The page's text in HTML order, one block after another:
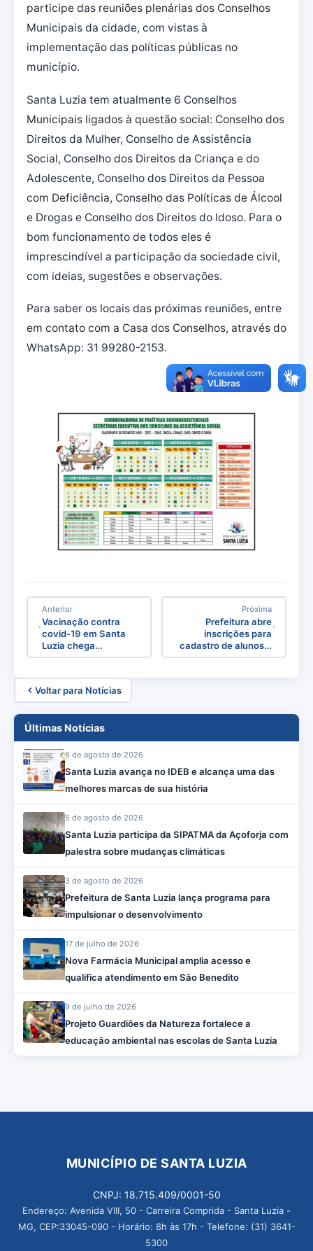
participe das reuniões plenárias dos Conselhos
Municipais da cidade, com vistas à
implementação das políticas públicas no
município.
Santa Luzia tem atualmente 6 Conselhos
Municipais ligados à questão social: Conselho dos
Direitos da Mulher, Conselho de Assistência
Social, Conselho dos Direitos da Criança e do
Adolescente, Conselho dos Direitos da Pessoa
com Deficiência, Conselho das Políticas de Álcool
e Drogas e Conselho dos Direitos do Idoso. Para o
bom funcionamento de todos eles é
imprescindível a participação da sociedade civil,
com ideias, sugestões e observações.
Para saber os locais das próximas reuniões, entre
em contato com a Casa dos Conselhos, através do
WhatsApp: 31 99280-2153.
Anterior
Vacinação contra
covid-19 em Santa
Luzia chega…
Próxima
Prefeitura abre
inscrições para
cadastro de alunos…
Voltar para Notícias
Últimas Notícias
6 de agosto de 2026
Santa Luzia avança no IDEB e alcança uma das
melhores marcas de sua história
5 de agosto de 2026
Santa Luzia participa da SIPATMA da Açoforja com
palestra sobre mudanças climáticas
3 de agosto de 2026
Prefeitura de Santa Luzia lança programa para
impulsionar o desenvolvimento
17 de julho de 2026
Nova Farmácia Municipal amplia acesso e
qualifica atendimento em São Benedito
9 de julho de 2026
Projeto Guardiões da Natureza fortalece a
educação ambiental nas escolas de Santa Luzia
MUNICÍPIO DE SANTA LUZIA
CNPJ: 18.715.409/0001-50
Endereço: Avenida VIII, 50 - Carreira Comprida - Santa Luzia -
MG, CEP:33045-090 - Horário: 8h às 17h - Telefone: (31) 3641-
5300